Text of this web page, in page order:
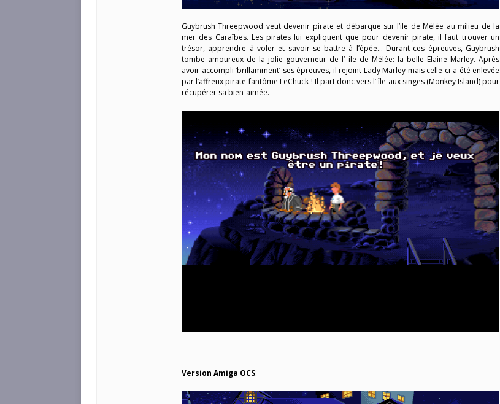
Guybrush Threepwood veut devenir pirate et débarque sur l’ile de Mélée au milieu de la
mer des Caraïbes. Les pirates lui expliquent que pour devenir pirate, il faut trouver un
trésor, apprendre à voler et savoir se battre à l’épée… Durant ces épreuves, Guybrush
tombe amoureux de la jolie gouverneur de l’ ile de Mélée: la belle Elaine Marley. Après
avoir accompli ‘brillamment’ ses épreuves, il rejoint Lady Marley mais celle-ci a été enlevée
par l’affreux pirate-fantôme LeChuck ! Il part donc vers l’ île aux singes (Monkey Island) pour
récupérer sa bien-aimée.
Version Amiga OCS: